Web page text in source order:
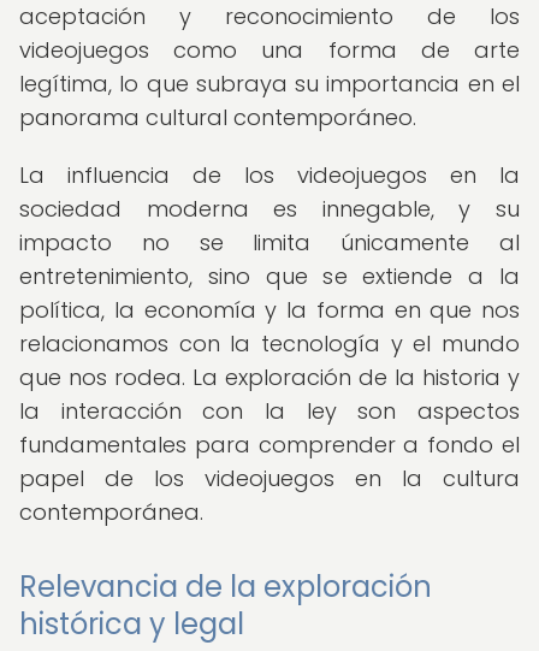
aceptación y reconocimiento de los
videojuegos como una forma de arte
legítima, lo que subraya su importancia en el
panorama cultural contemporáneo.
La influencia de los videojuegos en la
sociedad moderna es innegable, y su
impacto no se limita únicamente al
entretenimiento, sino que se extiende a la
política, la economía y la forma en que nos
relacionamos con la tecnología y el mundo
que nos rodea. La exploración de la historia y
la interacción con la ley son aspectos
fundamentales para comprender a fondo el
papel de los videojuegos en la cultura
contemporánea.
Relevancia de la exploración
histórica y legal